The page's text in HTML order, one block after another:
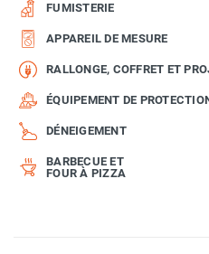
FUMISTERIE
APPAREIL DE MESURE
RALLONGE, COFFRET ET
ÉQUIPEMENT DE
DÉNEIGEMENT
BARBECUE ET
FOUR À PIZZA